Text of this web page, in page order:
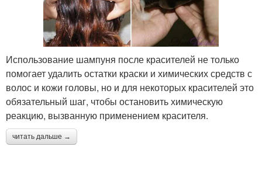
Использование шампуня после красителей не только
помогает удалить остатки краски и химических средств с
волос и кожи головы, но и для некоторых красителей это
обязательный шаг, чтобы остановить химическую
реакцию, вызванную применением красителя.
читать дальше →